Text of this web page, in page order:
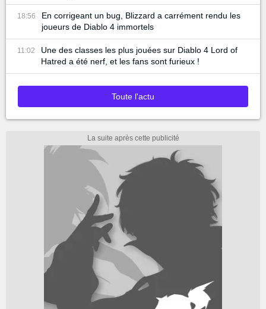
18:56
En corrigeant un bug, Blizzard a carrément rendu les
joueurs de Diablo 4 immortels
11:02
Une des classes les plus jouées sur Diablo 4 Lord of
Hatred a été nerf, et les fans sont furieux !
Toute l'actu